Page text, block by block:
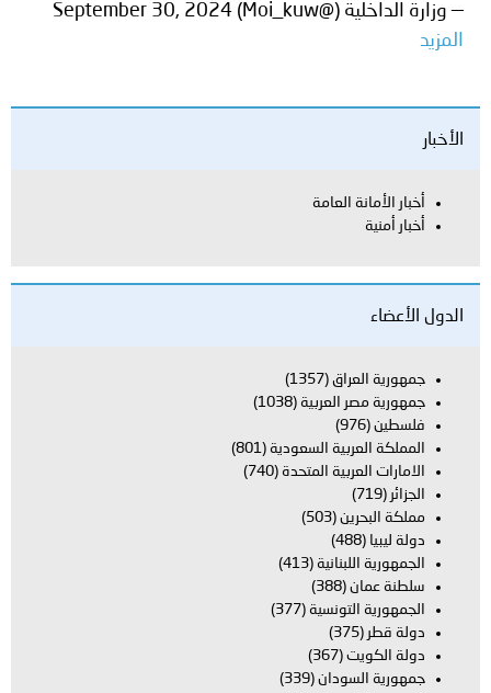
— وزارة الداخلية (@Moi_kuw) September 30, 2024
المزيد
الأخبار
أخبار الأمانة العامة
أخبار أمنية
الدول الأعضاء
جمهورية العراق (1357)
جمهورية مصر العربية (1038)
فلسطين (976)
المملكة العربية السعودية (801)
الامارات العربية المتحدة (740)
الجزائر (719)
مملكة البحرين (503)
دولة ليبيا (488)
الجمهورية اللبنانية (413)
سلطنة عمان (388)
الجمهورية التونسية (377)
دولة قطر (375)
دولة الكويت (367)
جمهورية السودان (339)